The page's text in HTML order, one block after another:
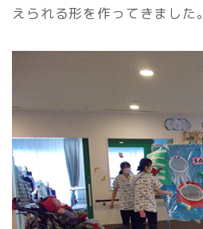
えられる形を作ってきました。